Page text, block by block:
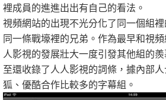
裡成員的進進出出有自己的看法。
視頻網站的出現不光分化了同一個組裡
同一條戰壕裡的兄弟。作為最早和視
人影視的發展壯大一度引發其他組的
至還收錄了人人影視的詞條，據內部
狐、優酷合作比較多的字幕組。